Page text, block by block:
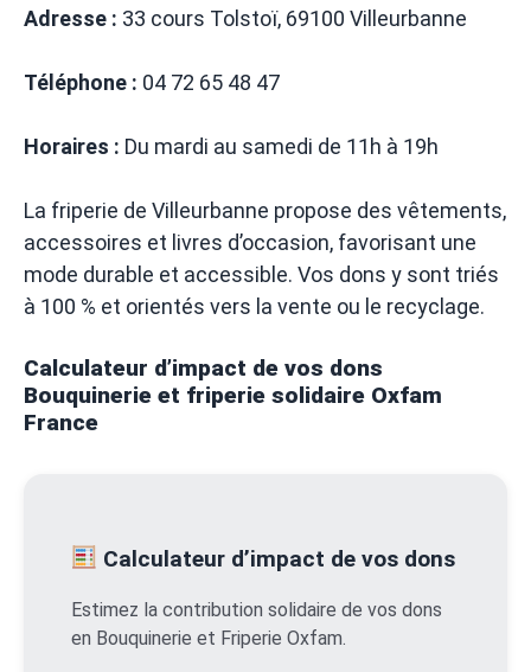
Adresse : 33 cours Tolstoï, 69100 Villeurbanne
Téléphone : 04 72 65 48 47
Horaires : Du mardi au samedi de 11h à 19h
La friperie de Villeurbanne propose des vêtements,
accessoires et livres d’occasion, favorisant une
mode durable et accessible. Vos dons y sont triés
à 100 % et orientés vers la vente ou le recyclage.
Calculateur d’impact de vos dons
Bouquinerie et friperie solidaire Oxfam
France
Calculateur d’impact de vos dons
Estimez la contribution solidaire de vos dons
en Bouquinerie et Friperie Oxfam.